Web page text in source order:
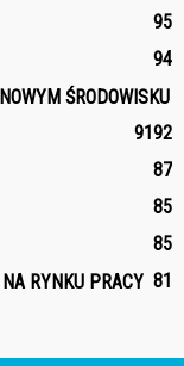
95
94
ŚRODOWISKU
92
91
87
85
85
RYNKU PRACY 81